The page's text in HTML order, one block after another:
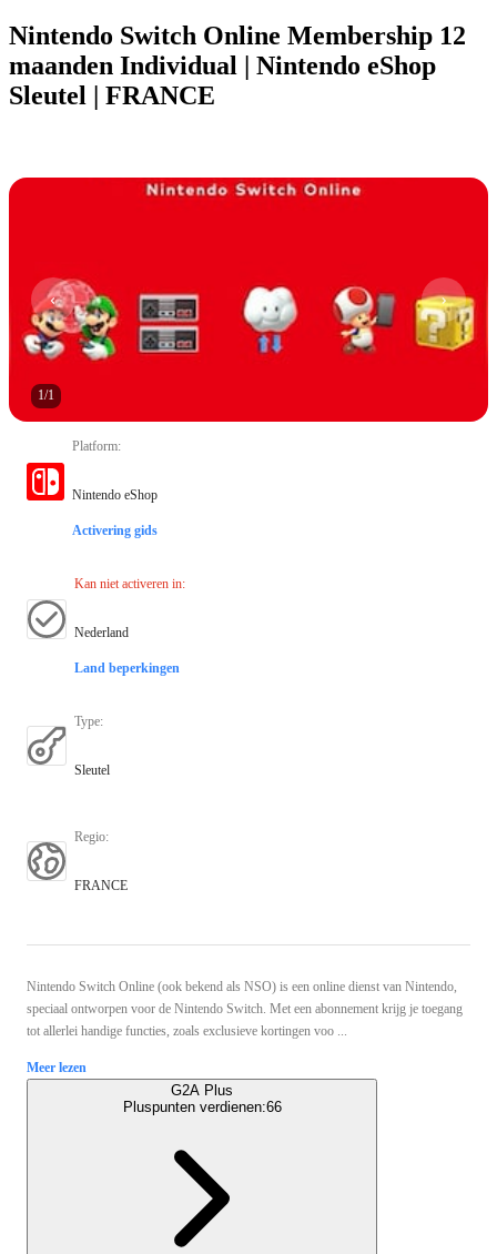
Nintendo Switch Online Membership 12
maanden Individual | Nintendo eShop
Sleutel | FRANCE
1/1
Platform:
Nintendo eShop
Activering gids
Kan niet activeren in:
Nederland
Land beperkingen
Type:
Sleutel
Regio:
FRANCE
Nintendo Switch Online (ook bekend als NSO) is een online dienst van Nintendo,
speciaal ontworpen voor de Nintendo Switch. Met een abonnement krijg je toegang
tot allerlei handige functies, zoals exclusieve kortingen voo ...
Meer lezen
G2A Plus
Pluspunten verdienen:66